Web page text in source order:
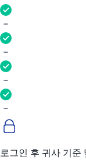
로그인 후 귀사 기준